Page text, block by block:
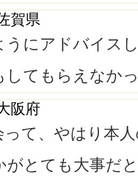
賀県
うにアドバイス
してもらえなか
阪府
て、やはり本
がとても大事だ